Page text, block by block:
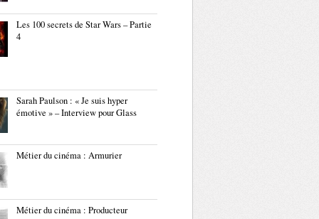
Les 100 secrets de Star Wars – Partie
4
Sarah Paulson : « Je suis hyper
émotive » – Interview pour Glass
Métier du cinéma : Armurier
Métier du cinéma : Producteur